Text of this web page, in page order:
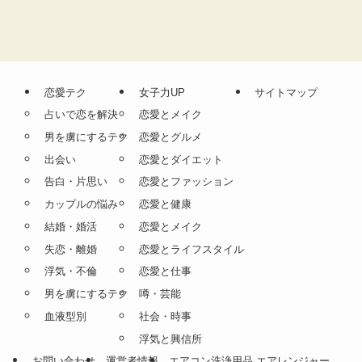
恋愛テク
占いで恋を解決
男を虜にするテク
出会い
告白・片思い
カップルの悩み
結婚・婚活
失恋・離婚
浮気・不倫
男を虜にするテク
血液型別
女子力UP
恋愛とメイク
恋愛とグルメ
恋愛とダイエット
恋愛とファッション
恋愛と健康
恋愛とメイク
恋愛とライフスタイル
恋愛と仕事
噂・芸能
社会・時事
浮気と興信所
サイトマップ